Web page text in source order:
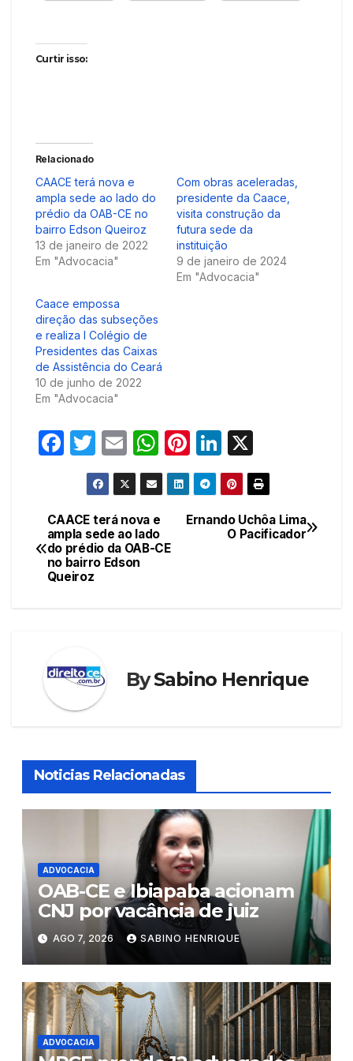
Curtir isso:
Relacionado
CAACE terá nova e
ampla sede ao lado do
prédio da OAB-CE no
bairro Edson Queiroz
13 de janeiro de 2022
Em "Advocacia"
Com obras aceleradas,
presidente da Caace,
visita construção da
futura sede da
instituição
9 de janeiro de 2024
Em "Advocacia"
Caace empossa
direção das subseções
e realiza I Colégio de
Presidentes das Caixas
de Assistência do Ceará
10 de junho de 2022
Em "Advocacia"
F
e
b
o
T
w
itt
er
E
m
ail
W
h
at
s
A
Pi
nt
er
e
Li
n
k
e
dI
Navegação
de
Ernando Uchôa Lima
O Pacificador
CAACE terá nova e
ampla sede ao lado
do prédio da OAB-CE
no bairro Edson
Queiroz
BySabino Henrique
Noticias Relacionadas
ADVOCACIA
OAB-CE e Ibiapaba acionam
CNJ por vacância de juiz
AGO 7, 2026 SABINO HENRIQUE
ADVOCACIA